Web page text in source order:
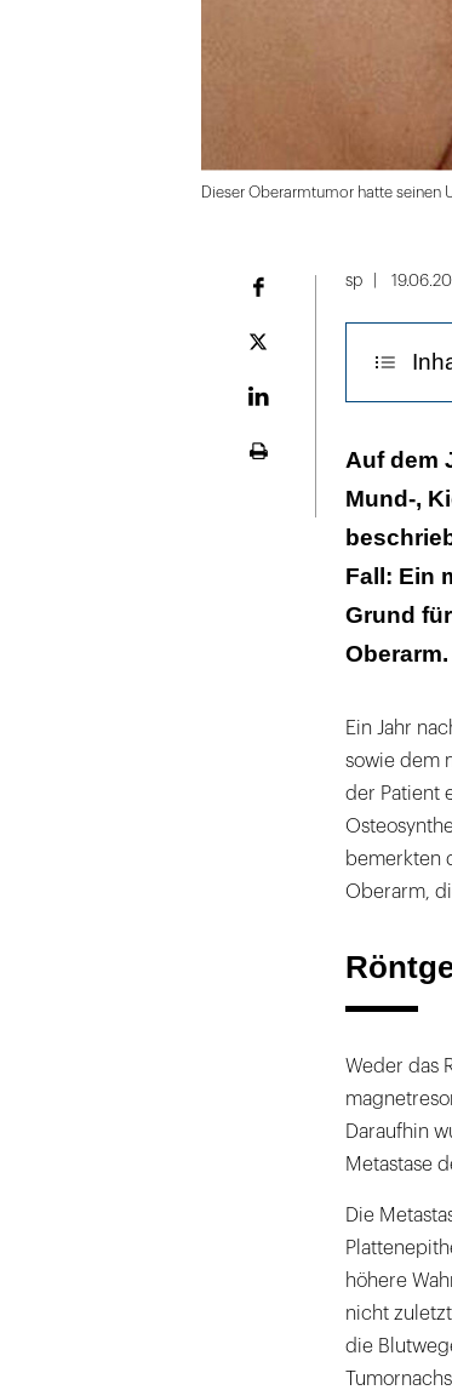
Dieser Oberarmtumor hatte seinen
Plattform
sp
Auf dem
Mund-,
Fall: Ein
Grund
Ein Jahr
sowie dem
der Patient
bemerkten
Oberarm,
Weder das
Daraufhin
Metastase
Die
höhere
nicht
die